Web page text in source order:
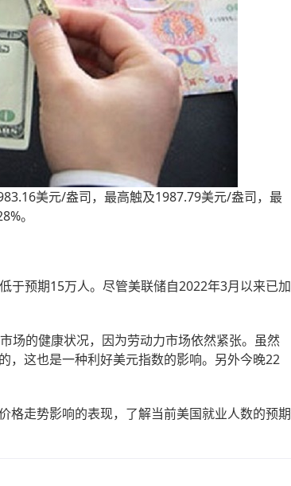
美元/盎司，最高触及1987.79美元/盎司，最
。
预期15万人。尽管美联储自2022年3月以来已加
的健康状况，因为劳动力市场依然紧张。虽然
，这也是一种利好美元指数的影响。另外今晚22
走势影响的表现，了解当前美国就业人数的预期